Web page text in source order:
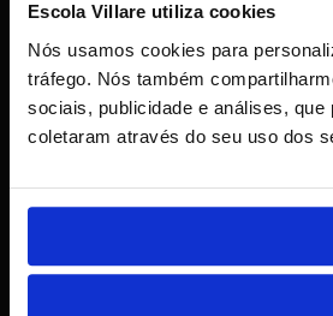
Escola Villare utiliza cookies
Nós usamos cookies para
tráfego. Nós também
sociais, publicidade e análises,
coletaram através do seu uso dos